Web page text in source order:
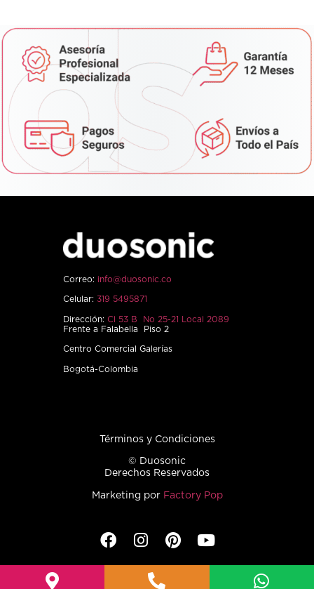
Correo: info@duosonic.co
Celular: 319 5495871
Dirección: Cl 53 B No 25-21 Local 2089
Frente a Falabella Piso 2
Centro Comercial Galerías
Bogotá-Colombia
Términos y Condiciones
© Duosonic
Derechos Reservados
Marketing por Factory Pop